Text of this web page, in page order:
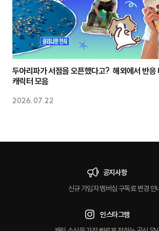
2026.07.22
두아리파가 서점을 오픈했다고? 해외에서 반응
캐릭터 모음
공지사항
신규 가입자 멤버십 구독료 변경 안
인스타그램